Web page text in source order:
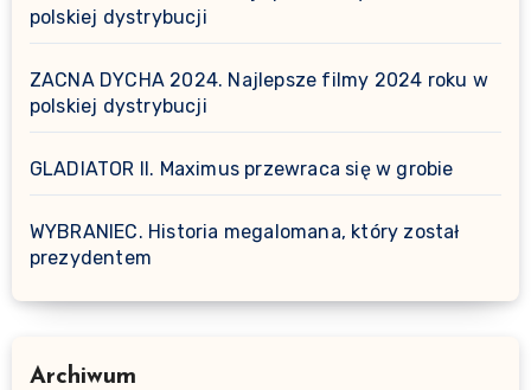
polskiej dystrybucji
ZACNA DYCHA 2024. Najlepsze filmy 2024 roku w
polskiej dystrybucji
GLADIATOR II. Maximus przewraca się w grobie
WYBRANIEC. Historia megalomana, który został
prezydentem
Archiwum